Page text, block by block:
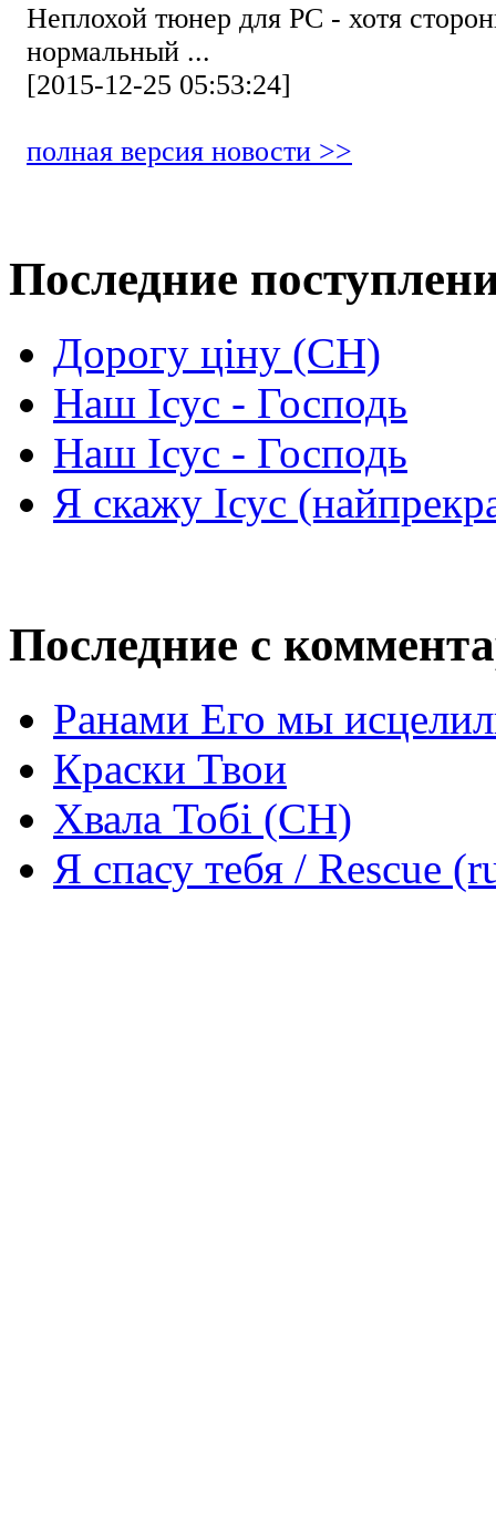
Неплохой тюнер для РС - хотя
нормальный ...
[2015-12-25 05:53:24]
полная версия новости >>
Последние
Дорогу ціну (СН)
Наш Ісус - Господь
Наш Ісус - Господь
Я скажу Ісус
Последние с
Ранами Его мы
Краски Твои
Хвала Тобі (СН)
Я спасу тебя / Rescue